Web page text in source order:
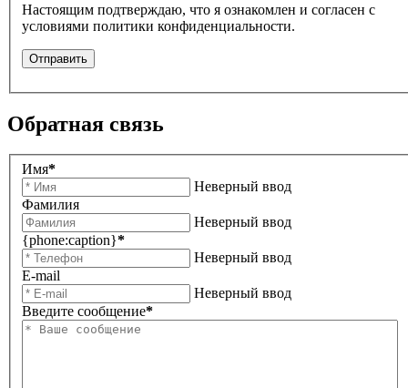
Настоящим подтверждаю, что я ознакомлен и согласен с
условиями политики конфиденциальности.
Отправить
Обратная связь
Имя*
Неверный ввод
Фамилия
Неверный ввод
{phone:caption}*
Неверный ввод
E-mail
Неверный ввод
Введите сообщение*